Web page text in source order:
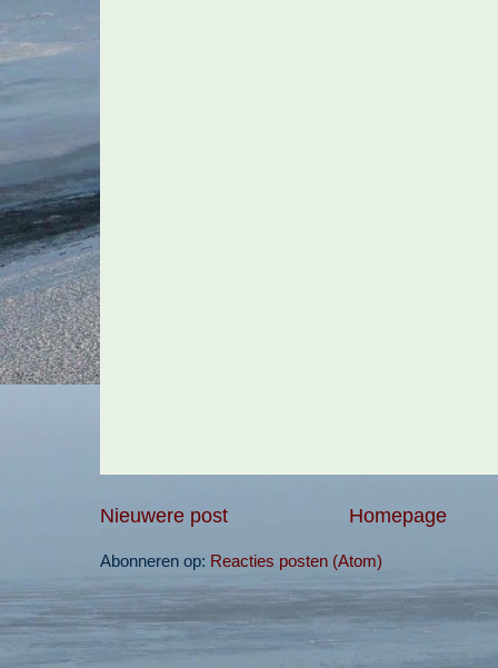
Nieuwere post Homepage
Abonneren op: Reacties posten (Atom)